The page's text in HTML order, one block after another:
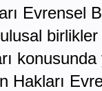
Evrensel
Hakları